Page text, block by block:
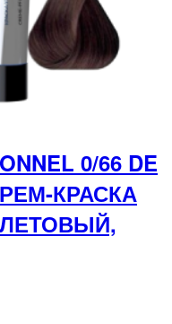
0/66 DE
КРАСКА